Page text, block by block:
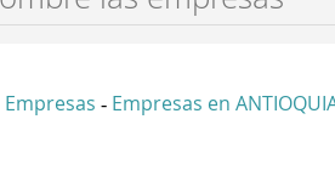
- Empresas en